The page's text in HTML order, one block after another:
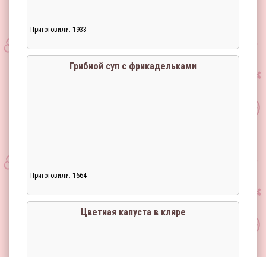
Приготовили: 1933
Грибной суп с фрикадельками
Приготовили: 1664
Цветная капуста в кляре